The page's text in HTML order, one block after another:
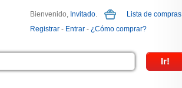
Bienvenido, Invitado.
Lista de compras
Registrar - Entrar - ¿Cómo comprar?